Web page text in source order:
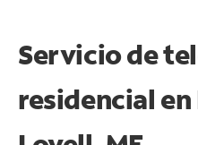
Servicio de
residencial en